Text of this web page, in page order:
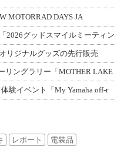
MOTORRAD DAYS JA
2026グッドスマイルミーティン
リジナルグッズの先行販売
リングラリー「MOTHER LAKE
験イベント「My Yamaha off-r
レポート
電装品